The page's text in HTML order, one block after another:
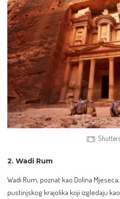
2. Wadi Rum
Wadi Rum, poznat kao Dolina
pustinjskog krajolika koji izgledaju